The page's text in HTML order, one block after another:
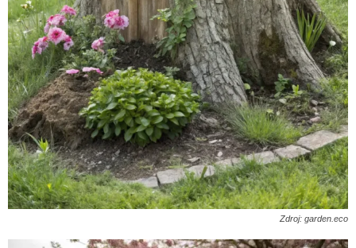
Zdroj: garden.eco